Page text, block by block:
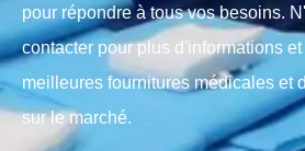
pour répondre à tous vos besoins.
contacter pour plus d'informations
meilleures fournitures médicales et
sur le marché.